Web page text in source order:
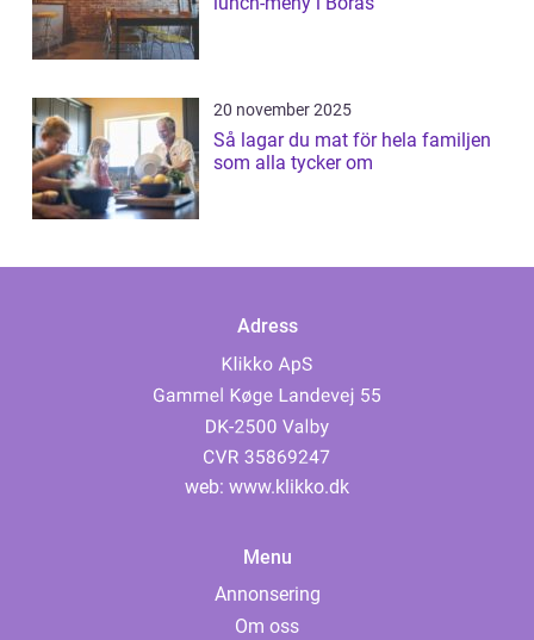
20 november 2025
Så lagar du mat för hela familjen
som alla tycker om
Adress
web: www.klikko.dk
Menu
Annonsering
Om oss